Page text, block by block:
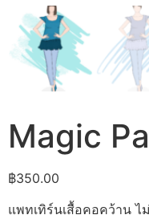
Magic
฿350.00
แพทเทิร์นเสื้อคอคว้าน